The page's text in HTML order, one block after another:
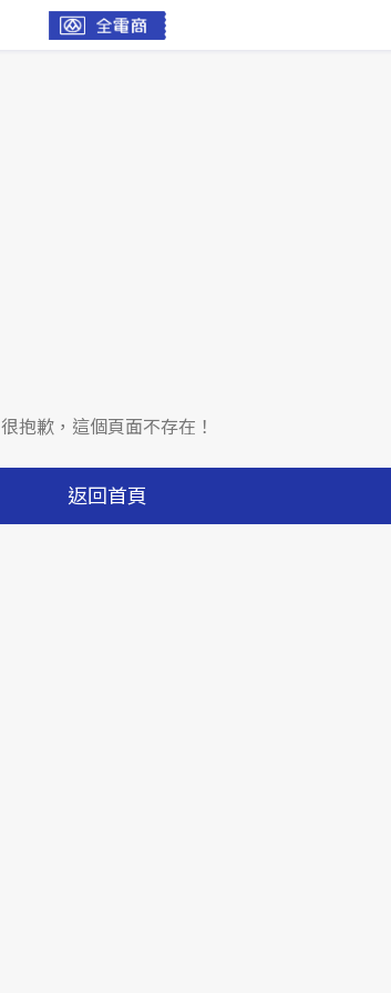
很抱歉，這個頁面不存在！
返回首頁